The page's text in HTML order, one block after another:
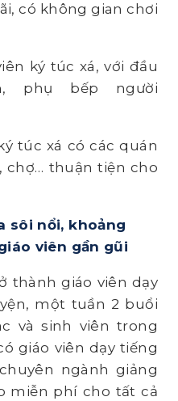
có không gian chơi
ký túc xá, với đầu
phụ bếp người
túc xá có các quán
chợ… thuận tiện cho
sôi nổi, khoảng
viên gần gũi
thành giáo viên dạy
một tuần 2 buổi
và sinh viên trong
giáo viên dạy tiếng
ngành giảng
miễn phí cho tất cả